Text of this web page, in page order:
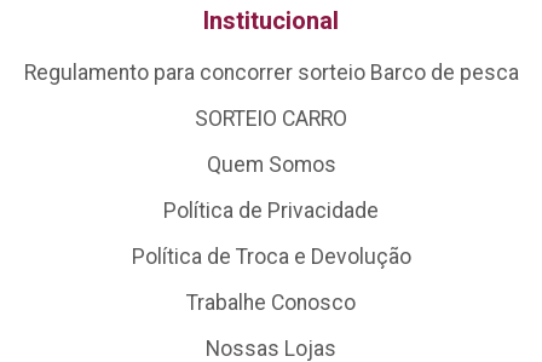
Institucional
Regulamento para concorrer sorteio Barco de pesca
SORTEIO CARRO
Quem Somos
Política de Privacidade
Política de Troca e Devolução
Trabalhe Conosco
Nossas Lojas